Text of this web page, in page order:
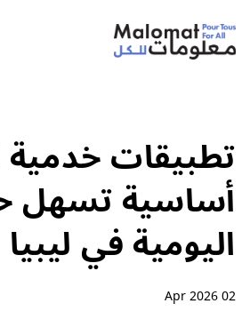
تطبيقات خدمية
أساسية تسهل
اليومية في ليبيا
02 Apr 2026